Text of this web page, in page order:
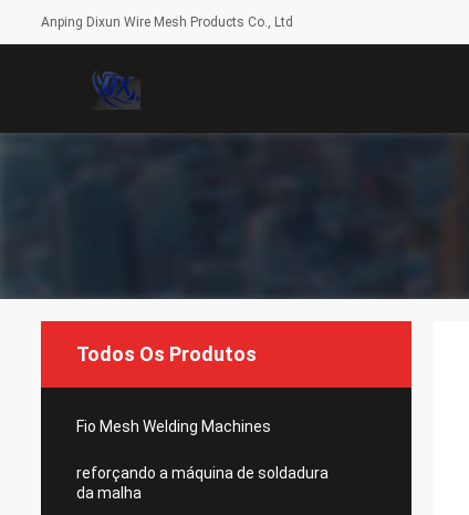
Anping Dixun Wire Mesh Products Co., Ltd
Todos Os Produtos
Fio Mesh Welding Machines
reforçando a máquina de soldadura
da malha